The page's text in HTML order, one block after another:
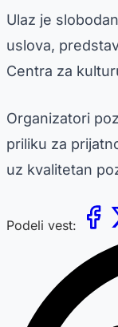
Ulaz je
uslova,
Centra za
Organizatori
priliku za
uz kvalitetan
Podeli vest: